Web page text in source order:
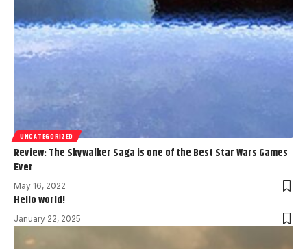
UNCATEGORIZED
Review: The Skywalker Saga is one of the Best Star Wars Games
Ever
May 16, 2022
Hello world!
January 22, 2025